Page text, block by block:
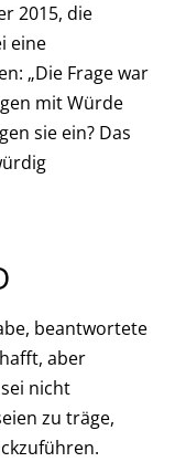
2015, die
eine
„Die Frage war
mit Würde
sie ein? Das
beantwortete
aber
nicht
zu träge,